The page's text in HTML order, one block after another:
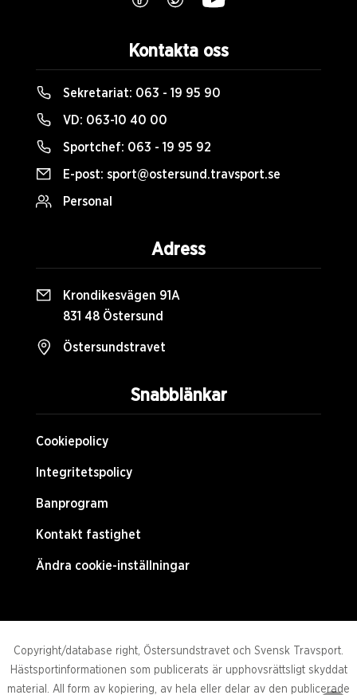
Snabblänkar
Cookiepolicy
Integritetspolicy
Banprogram
Kontakt fastighet
Ändra cookie-inställningar
Kontakta oss
Sekretariat: 063 - 19 95 90
VD: 063-10 40 00
Sportchef: 063 - 19 95 92
E-post: sport@ostersund.travsport.se
Personal
Adress
Krondikesvägen 91A
831 48 Östersund
Östersundstravet
Copyright/database right, Östersundstravet och Svensk Travsport.
Hästsportinformationen som publicerats är upphovsrättsligt skyddat
material. All form av kopiering, av hela eller delar av den publicerade